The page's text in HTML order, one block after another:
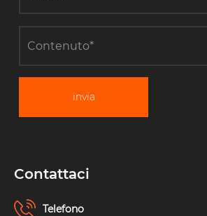
invia
Contattaci
Telefono